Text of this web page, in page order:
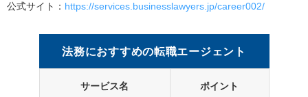
公式サイト： https://services.businesslawyers.jp/career002/
法務におすすめの転職エージェント
サービス名 ポイント